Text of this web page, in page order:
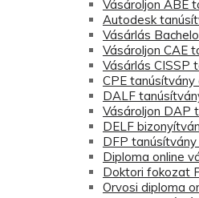
Vásároljon ABE
Autodesk
Vásárlás
Vásároljon CAE
Vásárlás CISSP
CPE tanúsítvány
DALF
Vásároljon DAP
DELF
DFP
Diploma online
Doktori fokozat
Orvosi diploma